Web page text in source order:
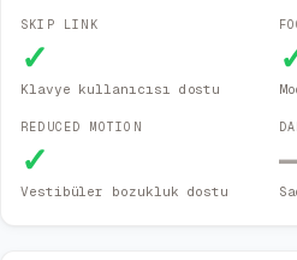
SKIP LINK
✓
Klavye kullanıcısı dostu
REDUCED MOTION
✓
Vestibüler bozukluk dostu